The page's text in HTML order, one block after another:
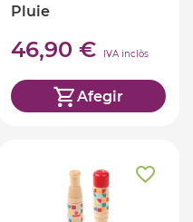
Pluie
46,90 € IVA inclòs
Afegir